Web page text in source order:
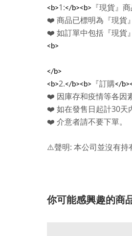
<b>1:</b><b> 『現貨』
❤️ 商品已標明為『現貨
❤️ 如訂單中包括『現貨
<b>
</b>
<b>2.</b><b> 『訂購</
❤️ 因庫存和疫情等各因
❤️ 如在發售日起計30天
❤️ 介意者請不要下單。
⚠️聲明: 本公司並沒有持
你可能感興趣的商